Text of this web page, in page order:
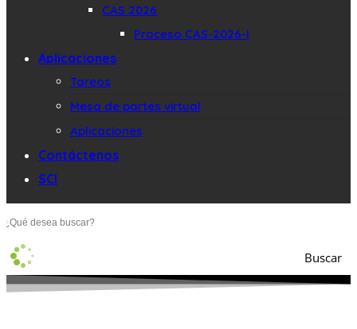
CAS 2026
Proceso CAS-2026-I
Aplicaciones
Tareos
Mesa de partes virtual
Aplicaciones
Contáctenos
SCI
Buscar